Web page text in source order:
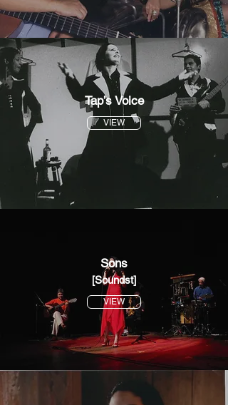
Tap’s Voice
VIEW
Sons
[Soundst]
VIEW